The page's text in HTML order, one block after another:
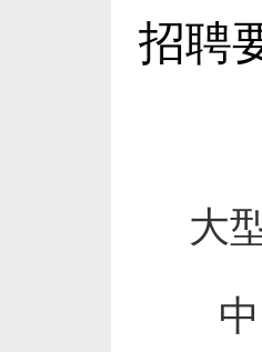
招聘
大